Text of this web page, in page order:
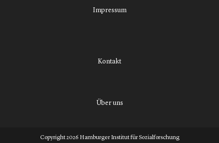
Impressum
Kontakt
Über uns
Copyright 2026 Hamburger Institut für Sozialforschung